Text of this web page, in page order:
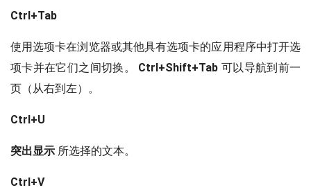
Ctrl+Tab
使用选项卡在浏览器或其他具有选项卡的应用程序中打开选
项卡并在它们之间切换。 Ctrl+Shift+Tab 可以导航到前一
页（从右到左）。
Ctrl+U
突出显示 所选择的文本。
Ctrl+V